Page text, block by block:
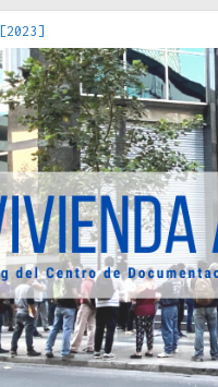
Estados : políticas,
una teoría crítica de
[2019]
Obrero en Santiago : un